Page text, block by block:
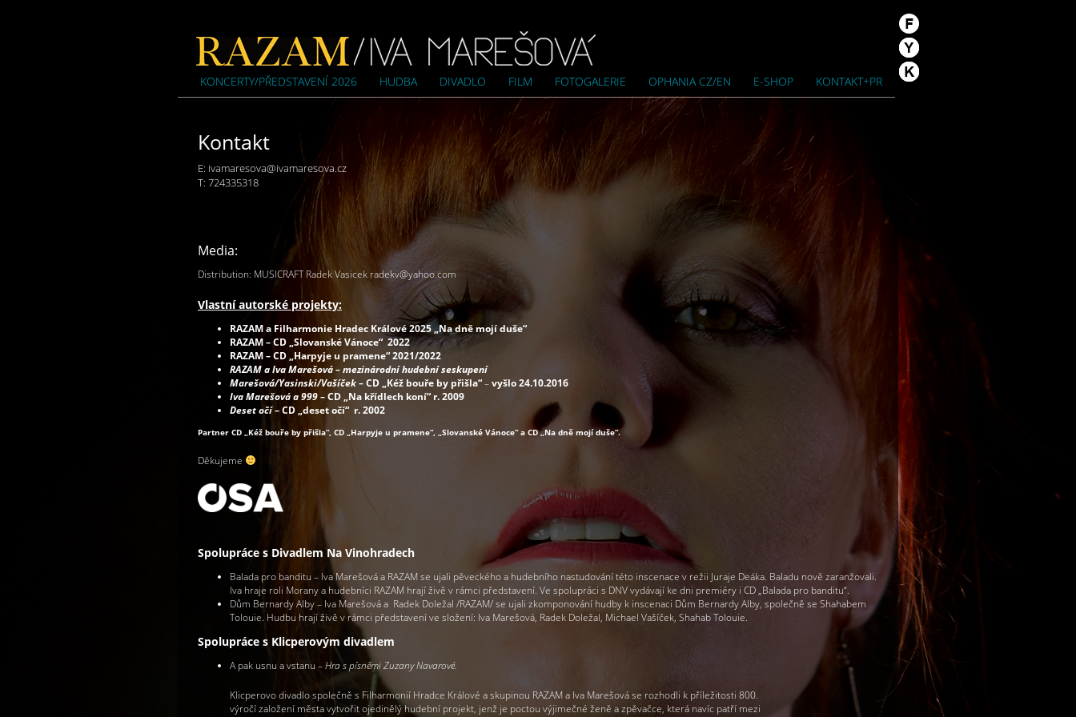
KONCERTY/PŘEDSTAVENÍ 2026 HUDBA DIVADLO FILM FOTOGALERIE OPHANIA CZ/EN E-SHOP KONTAKT+PR
Kontakt
E: ivamaresova@ivamaresova.cz
T: 724335318
Media:
Distribution: MUSICRAFT Radek Vasicek radekv@yahoo.com
Vlastní autorské projekty:
RAZAM a Filharmonie Hradec Králové 2025 „Na dně mojí duše“
RAZAM – CD „Slovanské Vánoce“ 2022
RAZAM – CD „Harpyje u pramene“ 2021/2022
RAZAM a Iva Marešová – mezinárodní hudební seskupení
Marešová/Yasinski/Vašíček– CD „Kéž bouře by přišla“–vyšlo 24.10.2016
Iva Marešová a 999– CD „Na křídlech koní“ r. 2009
Deset očí– CD „deset očí“ r. 2002
Partner CD „Kéž bouře by přišla“, CD „Harpyje u pramene“, „Slovanské Vánoce“ a CD „Na dně mojí duše“.
Děkujeme
Spolupráce s Divadlem Na Vinohradech
Balada pro banditu – Iva Marešová a RAZAM se ujali pěveckého a hudebního nastudování této inscenace v režii Juraje Deáka. Baladu nově zaranžovali.
Iva hraje roli Morany a hudebníci RAZAM hrají živě v rámci představení. Ve spolupráci s DNV vydávají ke dni premiéry i CD „Balada pro banditu“.
Dům Bernardy Alby – Iva Marešová a Radek Doležal /RAZAM/ se ujali zkomponování hudby k inscenaci Dům Bernardy Alby, společně se Shahabem
Tolouie. Hudbu hrají živě v rámci představení ve složení: Iva Marešová, Radek Doležal, Michael Vašíček, Shahab Tolouie.
Spolupráce s Klicperovým divadlem
A pak usnu a vstanu –Hra s písněmi Zuzany Navarové.
Klicperovo divadlo společně s Filharmonií Hradce Králové a skupinou RAZAM a Iva Marešová se rozhodli k příležitosti 800.
výročí založení města vytvořit ojedinělý hudební projekt, jenž je poctou výjimečné ženě a zpěvačce, která navíc patří mezi